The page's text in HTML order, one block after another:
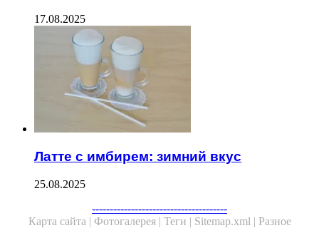
17.08.2025
Латте с имбирем: зимний вкус
25.08.2025
--------------------------------------
Карта сайта | Фотогалерея | Теги | Sitemap.xml | Разное